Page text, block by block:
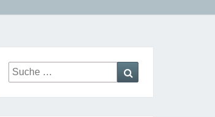
Suche
nach: